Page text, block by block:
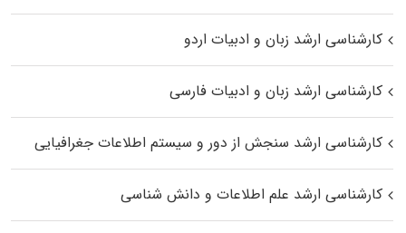
کارشناسی ارشد زبان و ادبیات اردو
کارشناسی ارشد زبان و ادبیات فارسی
کارشناسی ارشد سنجش از دور و سیستم اطلاعات جغرافیایی
کارشناسی ارشد علم اطلاعات و دانش شناسی